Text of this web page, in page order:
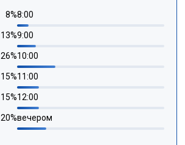
8%8:00
13%9:00
26%10:00
15%11:00
15%12:00
20%вечером